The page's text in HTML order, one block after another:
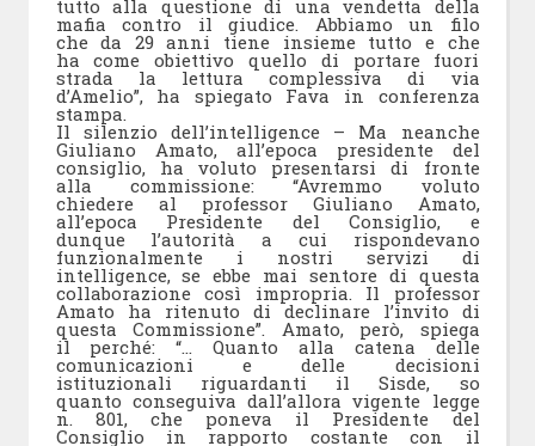
tutto alla questione di una vendetta della
mafia contro il giudice. Abbiamo un filo
che da 29 anni tiene insieme tutto e che
ha come obiettivo quello di portare fuori
strada la lettura complessiva di via
d’Amelio”, ha spiegato Fava in conferenza
stampa.
Il silenzio dell’intelligence – Ma neanche
Giuliano Amato, all’epoca presidente del
consiglio, ha voluto presentarsi di fronte
alla commissione: “Avremmo voluto
chiedere al professor Giuliano Amato,
all’epoca Presidente del Consiglio, e
dunque l’autorità a cui rispondevano
funzionalmente i nostri servizi di
intelligence, se ebbe mai sentore di questa
collaborazione così impropria. Il professor
Amato ha ritenuto di declinare l’invito di
questa Commissione”. Amato, però, spiega
il perché: “… Quanto alla catena delle
comunicazioni e delle decisioni
istituzionali riguardanti il Sisde, so
quanto conseguiva dall’allora vigente legge
n. 801, che poneva il Presidente del
Consiglio in rapporto costante con il